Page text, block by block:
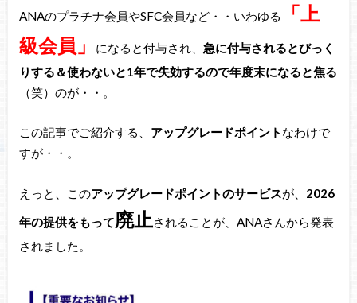
ANAのプラチナ会員やSFC会員など・・いわゆる
「上
級会員」
になると付与され、 急に付与されるとびっく
りする＆使わないと1年で失効するので年度末になると焦る
（笑）のが・・。
この記事でご紹介する、 アップグレードポイント なわけで
すが・・。
えっと、このアップグレードポイントのサービスが、 2026
年の提供をもって廃止されることが、ANAさんから発表
されました。